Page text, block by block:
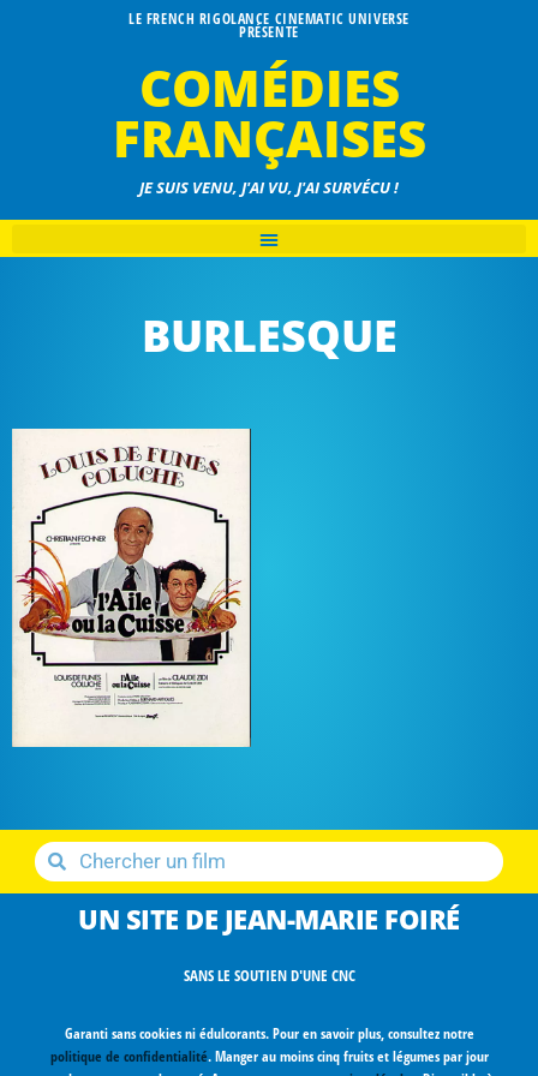
LE FRENCH RIGOLANCE CINEMATIC UNIVERSE
PRÉSENTE
COMÉDIES
FRANÇAISES
JE SUIS VENU, J'AI VU, J'AI SURVÉCU !
BURLESQUE
UN SITE DE JEAN-MARIE FOIRÉ
SANS LE SOUTIEN D'UNE CNC
Garanti sans cookies ni édulcorants. Pour en savoir plus, consultez notre
politique de confidentialité. Manger au moins cinq fruits et légumes par jour